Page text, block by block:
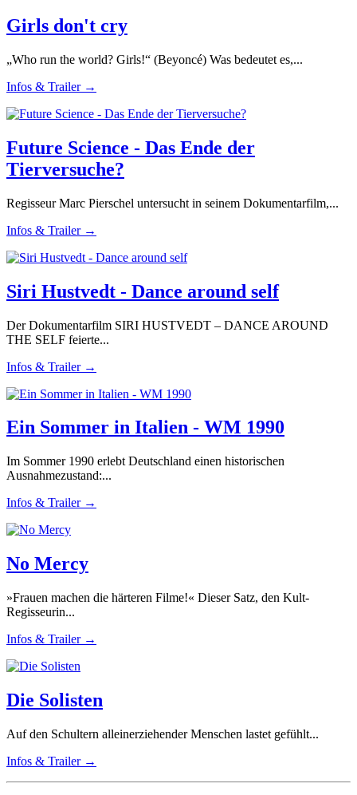
Girls don't cry
„Who run the world? Girls!“ (Beyoncé) Was bedeutet es,...
Infos & Trailer →
Future Science - Das Ende der
Tierversuche?
Regisseur Marc Pierschel untersucht in seinem Dokumentarfilm,...
Infos & Trailer →
Siri Hustvedt - Dance around self
Der Dokumentarfilm SIRI HUSTVEDT – DANCE AROUND
THE SELF feierte...
Infos & Trailer →
Ein Sommer in Italien - WM 1990
Im Sommer 1990 erlebt Deutschland einen historischen
Ausnahmezustand:...
Infos & Trailer →
No Mercy
»Frauen machen die härteren Filme!« Dieser Satz, den Kult-
Regisseurin...
Infos & Trailer →
Die Solisten
Auf den Schultern alleinerziehender Menschen lastet gefühlt...
Infos & Trailer →